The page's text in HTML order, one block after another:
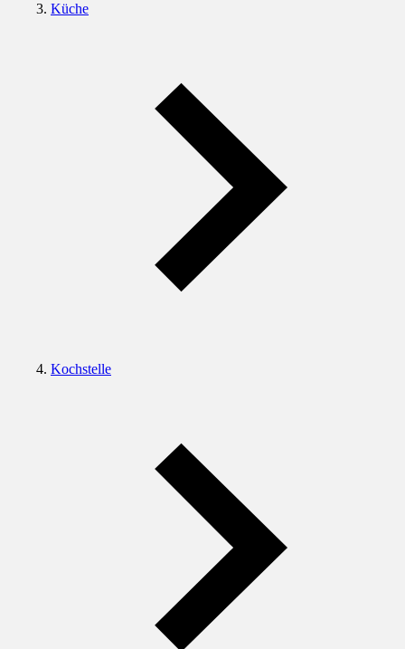
Küche
Kochstelle